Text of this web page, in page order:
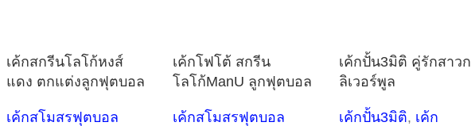
เค้กสกรีนโลโก้หงส์
แดง ตกแต่งลูกฟุตบอล
เค้กสโมสรฟุตบอล
เค้กโฟโต้ สกรีน
โลโก้ManU ลูกฟุตบอล
เค้กสโมสรฟุตบอล
เค้กปั้น3มิติ คู่รักสาวก
ลิเวอร์พูล
เค้กปั้น3มิติ, เค้ก